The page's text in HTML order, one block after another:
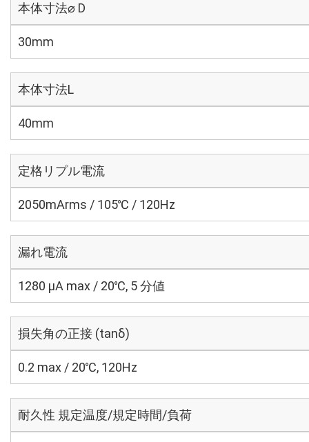
本体寸法⌀ D
30mm
本体寸法L
40mm
定格リプル電流
2050mArms / 105℃ / 120Hz
漏れ電流
1280 μA max / 20℃, 5 分値
損失角の正接 (tanδ)
0.2 max / 20℃, 120Hz
耐久性 規定温度/規定時間/負荷